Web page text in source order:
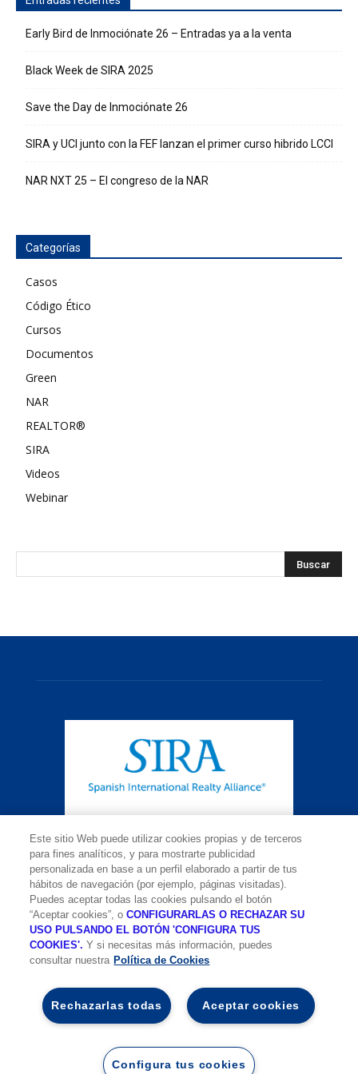
Early Bird de Inmociónate 26 – Entradas ya a la venta
Black Week de SIRA 2025
Save the Day de Inmociónate 26
SIRA y UCI junto con la FEF lanzan el primer curso hibrido LCCI
NAR NXT 25 – El congreso de la NAR
Categorías
Casos
Código Ético
Cursos
Documentos
Green
NAR
REALTOR®
SIRA
Videos
Webinar
SOBRE NOSOTROS
Aviso legal ypolítica de cookies
Información adicional sobre protección de datos
Spanish International Realty Alliance
UCI SPPI SA
Calle Amaltea 32, 1ª planta, 28045 Madrid
Tf: +34 91 337 5105
FAX: +34 911 413 362
Este sitio Web puede utilizar cookies propias y de terceros
para fines analíticos, y para mostrarte publicidad
personalizada en base a un perfil elaborado a partir de tus
hábitos de navegación (por ejemplo, páginas visitadas).
Puedes aceptar todas las cookies pulsando el botón
“Aceptar cookies”, oCONFIGURARLAS O RECHAZAR SU
USO PULSANDO EL BOTÓN 'CONFIGURA TUS
COOKIES'. Y si necesitas más información, puedes
consultar nuestra Política de Cookies
Aceptar cookies
Rechazarlas todas
Configura tus cookies